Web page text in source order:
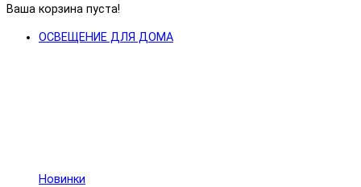
Ваша корзина пуста!
ОСВЕЩЕНИЕ ДЛЯ ДОМА
Новинки